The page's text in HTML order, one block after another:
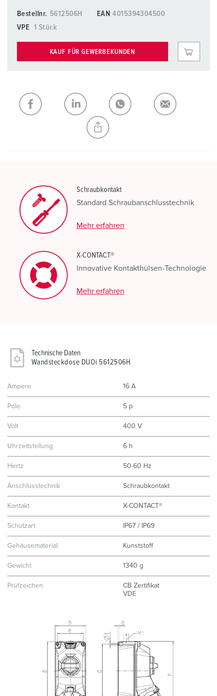
Bestellnr. 5612506H EAN 4015394304500
VPE
1 Stück
KAUF FÜR GEWERBEKUNDEN
Schraubkontakt
Standard Schraubanschlusstechnik
Mehr erfahren
X-CONTACT®
Innovative Kontakthülsen-Technologie
Mehr erfahren
Technische Daten
Wandsteckdose DUOi 5612506H
Ampere 16 A
Pole 5 p
Volt 400 V
Uhrzeitstellung 6 h
Hertz 50-60 Hz
Anschlusstechnik Schraubkontakt
Kontakt X-CONTACT®
Schutzart IP67 / IP69
Gehäusematerial Kunststoff
Gewicht 1340 g
Prüfzeichen
CB Zertifikat
VDE